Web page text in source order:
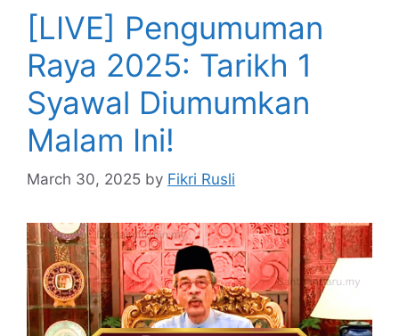
[LIVE] Pengumuman
Raya 2025: Tarikh 1
Syawal Diumumkan
Malam Ini!
March 30, 2025 by Fikri Rusli